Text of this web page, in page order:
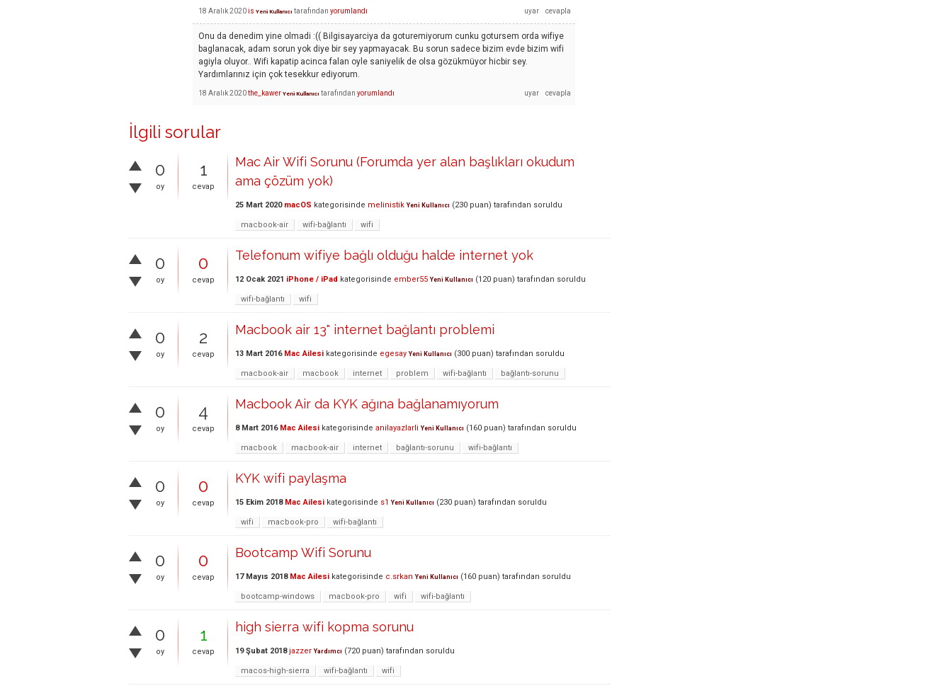
18 Aralık 2020is Yeni Kullanıcı tarafından yorumlandı
Onu da denedim yine olmadi :(( Bilgisayarciya da goturemiyorum cunku gotursem orda wifiye
baglanacak, adam sorun yok diye bir sey yapmayacak. Bu sorun sadece bizim evde bizim wifi
agiyla oluyor.. Wifi kapatip acinca falan oyle saniyelik de olsa gözükmüyor hicbir sey.
Yardımlarınız için çok tesekkur ediyorum.
18 Aralık 2020the_kawer Yeni Kullanıcı tarafından yorumlandı
İlgili sorular
0
oy
1
cevap
Mac Air Wifi Sorunu (Forumda yer alan başlıkları okudum
ama çözüm yok)
25 Mart 2020 macOS kategorisinde melinistik Yeni Kullanıcı (230 puan) tarafından soruldu
macbook-air wifi-bağlantı wifi
0
oy
0
cevap
Telefonum wifiye bağlı olduğu halde internet yok
12 Ocak 2021 iPhone / iPad kategorisinde ember55 Yeni Kullanıcı (120 puan) tarafından soruldu
wifi-bağlantı wifi
0
oy
2
cevap
Macbook air 13" internet bağlantı problemi
13 Mart 2016 Mac Ailesi kategorisinde egesay Yeni Kullanıcı (300 puan) tarafından soruldu
macbook-air macbook internet problem wifi-bağlantı bağlantı-sorunu
0
oy
4
cevap
Macbook Air da KYK ağına bağlanamıyorum
8 Mart 2016 Mac Ailesi kategorisinde anilayazlarli Yeni Kullanıcı (160 puan) tarafından soruldu
macbook macbook-air internet bağlantı-sorunu wifi-bağlantı
0
oy
0
cevap
KYK wifi paylaşma
15 Ekim 2018 Mac Ailesi kategorisinde s1 Yeni Kullanıcı (230 puan) tarafından soruldu
wifi macbook-pro wifi-bağlantı
0
oy
0
cevap
Bootcamp Wifi Sorunu
17 Mayıs 2018 Mac Ailesi kategorisinde c.srkan Yeni Kullanıcı (160 puan) tarafından soruldu
bootcamp-windows macbook-pro wifi wifi-bağlantı
0
oy
1
cevap
high sierra wifi kopma sorunu
19 Şubat 2018 jazzer Yardımcı (720 puan) tarafından soruldu
macos-high-sierra wifi-bağlantı wifi